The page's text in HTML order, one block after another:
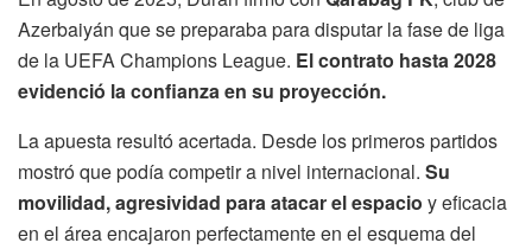
Azerbaiyán que se preparaba para disputar la fase de liga
de la UEFA Champions League. El contrato hasta 2028
evidenció la confianza en su proyección.
La apuesta resultó acertada. Desde los primeros partidos
mostró que podía competir a nivel internacional. Su
movilidad, agresividad para atacar el espacio y eficacia
en el área encajaron perfectamente en el esquema del